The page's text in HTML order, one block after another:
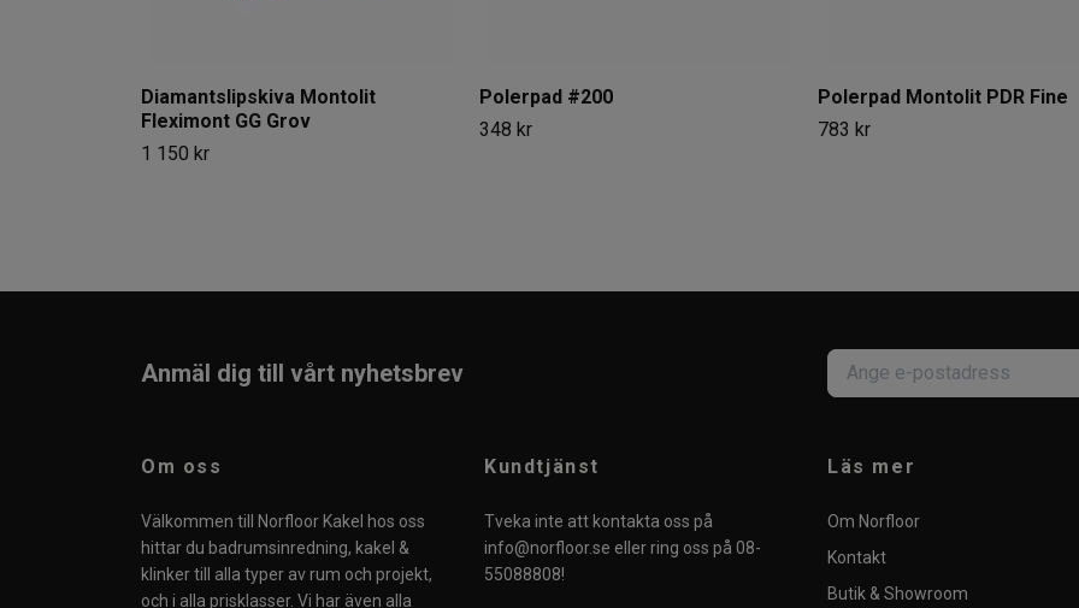
Diamantslipskiva Montolit
Fleximont GG Grov
1 150 kr
Polerpad #200
348 kr
Polerpad Montolit PDR Fine
783 kr
Anmäl dig till vårt nyhetsbrev
Om oss
Välkommen till Norfloor Kakel hos oss
hittar du badrumsinredning, kakel &
klinker till alla typer av rum och projekt,
och i alla prisklasser. Vi har även alla
Kundtjänst
Tveka inte att kontakta oss på
info@norfloor.se eller ring oss på 08-
55088808!
Läs mer
Om Norfloor
Kontakt
Butik & Showroom